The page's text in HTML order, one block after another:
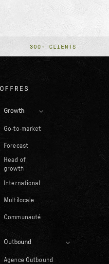
300+ CLIENTS
OFFRES
Growth
Go-to-market
Forecast
Head of
growth
International
Multilocale
Communauté
Outbound
Agence Outbound